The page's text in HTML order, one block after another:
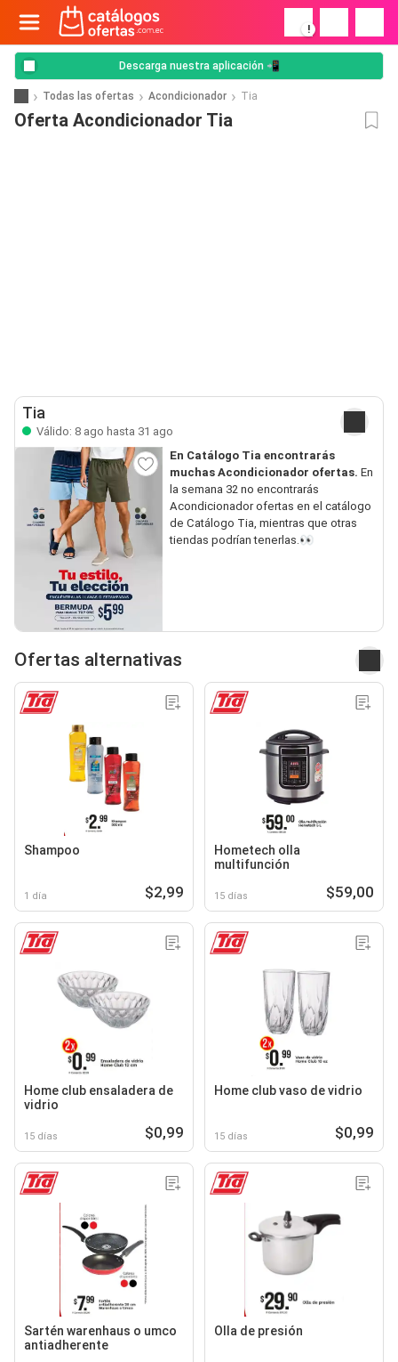
!
Descarga nuestra aplicación 📲
Todas las ofertas Acondicionador Tia
Oferta Acondicionador Tia
Tia
Válido: 8 ago hasta 31 ago
En Catálogo Tia encontrarás
muchas Acondicionador ofertas. En
la semana 32 no encontrarás
Acondicionador ofertas en el catálogo
de Catálogo Tia, mientras que otras
tiendas podrían tenerlas.👀
Ofertas alternativas
Shampoo
1 día $2,99
Hometech olla
multifunción
15 días $59,00
Home club ensaladera de
vidrio
15 días $0,99
Home club vaso de vidrio
15 días $0,99
Sartén warenhaus o umco
antiadherente
Olla de presión